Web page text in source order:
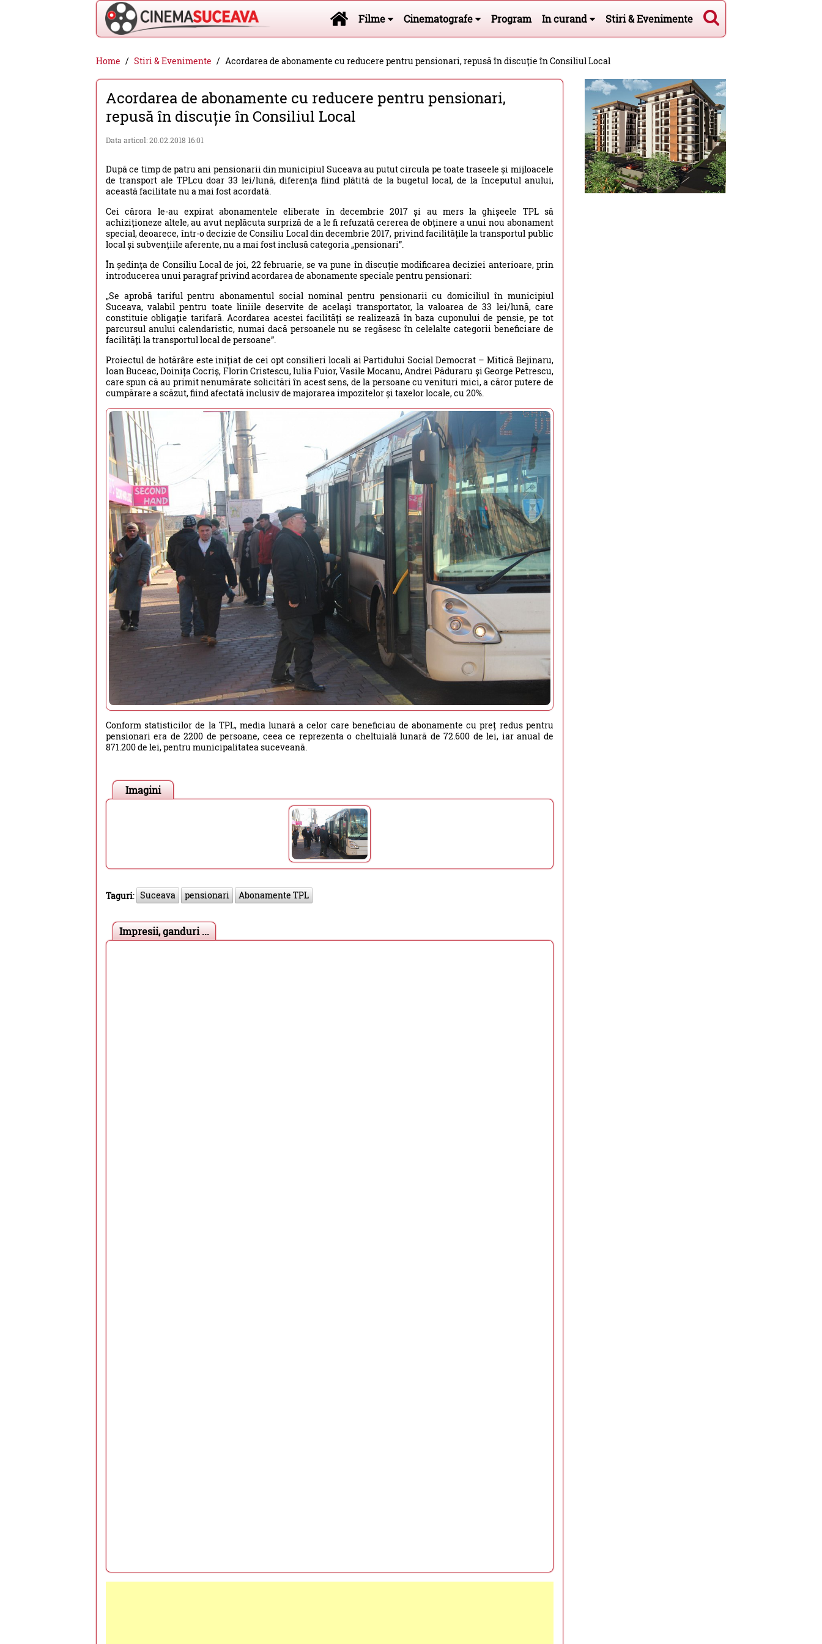
Cinema
Suceava
-
filme
cinema,
si
evenimente
din
Suceava
Filme Cinematografe Program In curand Stiri & Evenimente
Home Stiri & Evenimente Acordarea de abonamente cu reducere pentru pensionari, repusă în discuție în Consiliul Local
Acordarea de abonamente cu reducere pentru pensionari,
repusă în discuție în Consiliul Local
Data articol: 20.02.2018 16:01
După ce timp de patru ani pensionarii din municipiul Suceava au putut circula pe toate traseele și mijloacele
de transport ale TPLcu doar 33 lei/lună, diferența fiind plătită de la bugetul local, de la începutul anului,
această facilitate nu a mai fost acordată.
Cei cărora le-au expirat abonamentele eliberate în decembrie 2017 și au mers la ghișeele TPL să
achiziționeze altele, au avut neplăcuta surpriză de a le fi refuzată cererea de obținere a unui nou abonament
special, deoarece, într-o decizie de Consiliu Local din decembrie 2017, privind facilitățile la transportul public
local și subvențiile aferente, nu a mai fost inclusă categoria „pensionari”.
În ședința de Consiliu Local de joi, 22 februarie, se va pune în discuție modificarea deciziei anterioare, prin
introducerea unui paragraf privind acordarea de abonamente speciale pentru pensionari:
„Se aprobă tariful pentru abonamentul social nominal pentru pensionarii cu domiciliul în municipiul
Suceava, valabil pentru toate liniile deservite de același transportator, la valoarea de 33 lei/lună, care
constituie obligație tarifară. Acordarea acestei facilități se realizează în baza cuponului de pensie, pe tot
parcursul anului calendaristic, numai dacă persoanele nu se regăsesc în celelalte categorii beneficiare de
facilități la transportul local de persoane”.
Proiectul de hotărâre este inițiat de cei opt consilieri locali ai Partidului Social Democrat – Mitică Bejinaru,
Ioan Buceac, Doinița Cocriș, Florin Cristescu, Iulia Fuior, Vasile Mocanu, Andrei Păduraru și George Petrescu,
care spun că au primit nenumărate solicitări în acest sens, de la persoane cu venituri mici, a căror putere de
cumpărare a scăzut, fiind afectată inclusiv de majorarea impozitelor și taxelor locale, cu 20%.
Conform statisticilor de la TPL, media lunară a celor care beneficiau de abonamente cu preț redus pentru
pensionari era de 2200 de persoane, ceea ce reprezenta o cheltuială lunară de 72.600 de lei, iar anual de
871.200 de lei, pentru municipalitatea suceveană.
Imagini
Taguri: Suceava pensionari Abonamente TPL
Impresii, ganduri ...